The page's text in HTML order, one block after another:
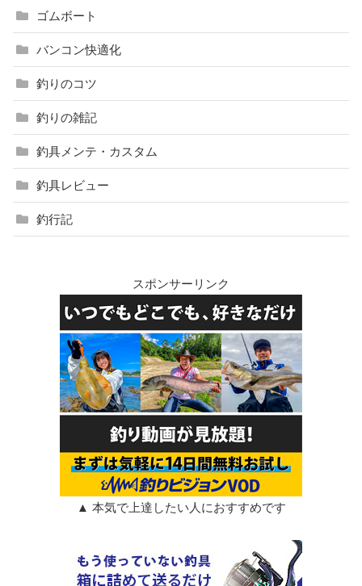
ゴムボート
バンコン快適化
釣りのコツ
釣りの雑記
釣具メンテ・カスタム
釣具レビュー
釣行記
スポンサーリンク
▲ 本気で上達したい人におすすめです